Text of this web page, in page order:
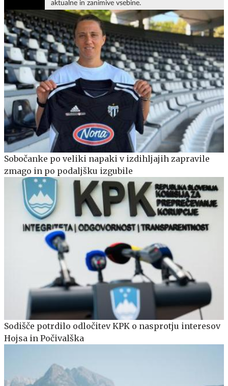
aktualne in zanimive vsebine.
Sobočanke po veliki napaki v izdihljajih zapravile
zmago in po podaljšku izgubile
Sodišče potrdilo odločitev KPK o nasprotju interesov
Hojsa in Počivalška